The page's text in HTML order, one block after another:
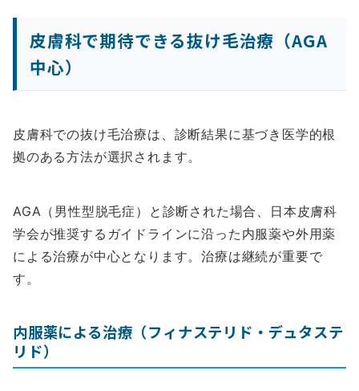
皮膚科で期待できる抜け毛治療（AGA
中心）
皮膚科での抜け毛治療は、診断結果に基づき医学的根
拠のある方法が選択されます。
AGA（男性型脱毛症）と診断された場合、日本皮膚科
学会が推奨するガイドラインに沿った内服薬や外用薬
による治療が中心となります。治療は継続が重要で
す。
内服薬による治療（フィナステリド・デュタステ
リド）